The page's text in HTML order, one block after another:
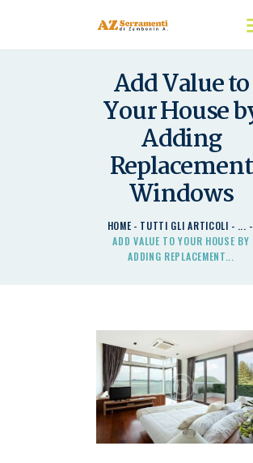
Add Value to
Your House
Adding
Replacement
Windows
HOME TUTTI GLI ARTICOLI
...
ADD VALUE TO YOUR HOUSE BY
ADDING REPLACEMENT...
HOME
CHI SIAMO
I NOSTRI PRODOTTI
DETRAZIONI
CONTATTACI